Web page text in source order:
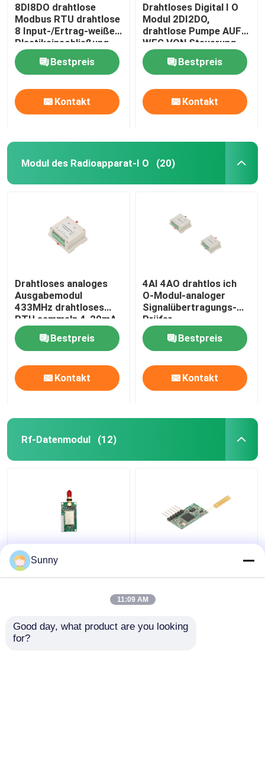
8DI8DO drahtlose
Modbus RTU drahtlose
8 Input-/Ertrag-weiße
Plastikeinschließung
des Pumpen-Steuer
Bestpreis
Kontakt
Drahtloses Digital I O
Modul 2DI2DO,
drahtlose Pumpe AUF
WEG VON Steuerung
2km
Bestpreis
Kontakt
Modul des Radioapparat-I O (20)
Drahtloses analoges
Ausgabemodul
433MHz drahtloses
RTU sammeln 4-20mA,
0-5V, Signal 0-10V
Bestpreis
Kontakt
4AI 4AO drahtlos ich
O-Modul-analoger
Signalübertragungs-
Prüfer
Bestpreis
Kontakt
Rf-Datenmodul (12)
des Rf-433MHz
drahtlose
Daten-Modul-100mW
100mW Rf-Daten-
Modul TTLs
Sunny
11:09 AM
Good day, what product are you looking
for?